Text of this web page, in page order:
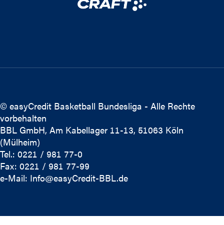
© easyCredit Basketball Bundesliga - Alle Rechte
vorbehalten
BBL GmbH, Am Kabellager 11-13, 51063 Köln
(Mülheim)
Tel.: 0221 / 981 77-0
Fax: 0221 / 981 77-99
e-Mail: Info@easyCredit-BBL.de